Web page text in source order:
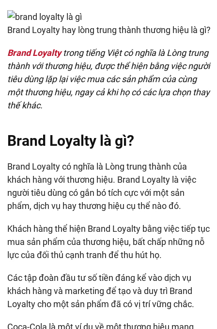
Brand Loyalty hay lòng trung thành thương hiệu là gì?
Brand Loyaltytrong tiếng Việt có nghĩa là Lòng trung
thành với thương hiệu, được thể hiện bằng việc người
tiêu dùng lặp lại việc mua các sản phẩm của cùng
một thương hiệu, ngay cả khi họ có các lựa chọn thay
thế khác.
Brand Loyalty là gì?
Brand Loyalty có nghĩa là Lòng trung thành của
khách hàng với thương hiệu. Brand Loyalty là việc
người tiêu dùng có gắn bó tích cực với một sản
phẩm, dịch vụ hay thương hiệu cụ thể nào đó.
Khách hàng thể hiện Brand Loyalty bằng việc tiếp tục
mua sản phẩm của thương hiệu, bất chấp những nỗ
lực của đối thủ cạnh tranh để thu hút họ.
Các tập đoàn đầu tư số tiền đáng kể vào dịch vụ
khách hàng và marketing để tạo và duy trì Brand
Loyalty cho một sản phẩm đã có vị trí vững chắc.
Coca-Cola là một ví dụ về một thương hiệu mang